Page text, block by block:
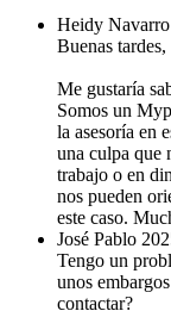
Heidy Navarro
Buenas tardes,
Me gustaría
Somos un
la asesoría en
una culpa que
trabajo o en
nos pueden
este caso.
José Pablo
Tengo un
unos
contactar?